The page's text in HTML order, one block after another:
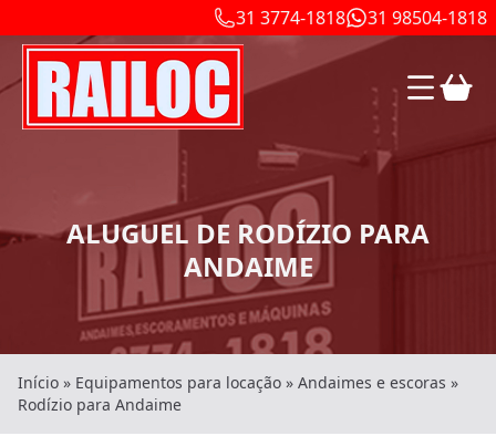
31 3774-1818 31 98504-1818
ALUGUEL DE RODÍZIO PARA
ANDAIME
Início » Equipamentos para locação » Andaimes e escoras »
Rodízio para Andaime